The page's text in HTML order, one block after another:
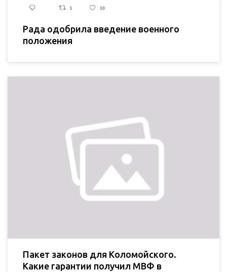
Рада одобрила введение военного
положения
Пакет законов для Коломойского.
Какие гарантии получил МВФ в